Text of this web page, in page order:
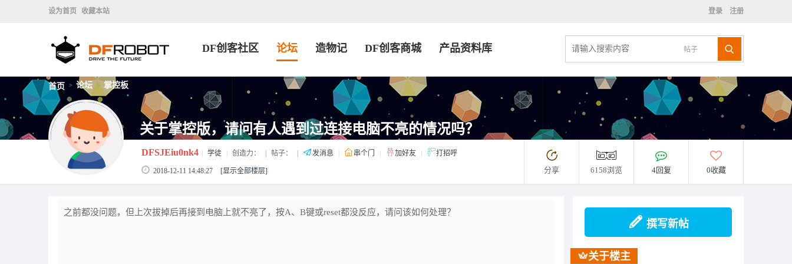
设为首页 收藏本站 登录 注册
帖子
DF创客社区 论坛 造物记 DF创客商城 产品资料库
首页 > 论坛 > 掌控板
关于掌控版，请问有人遇到过连接电脑不亮的情况吗？
DFSJEiu0nk4 学徒 创造力： 帖子： 发消息 串个门 加好友 打招呼
2018-12-11 14:48:27 [显示全部楼层] 分享 6158浏览 4回复 0收藏
之前都没问题，但上次拔掉后再接到电脑上就不亮了，按A、B键或reset都没反应，请问该如何处理？
撰写新帖
关于楼主